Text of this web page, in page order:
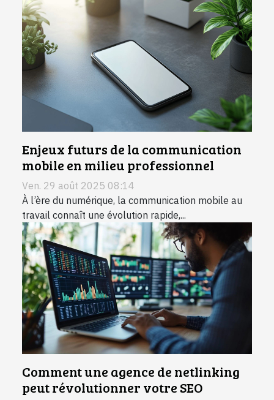
Enjeux futurs de la communication
mobile en milieu professionnel
Ven. 29 août 2025 08:14
À l’ère du numérique, la communication mobile au
travail connaît une évolution rapide,...
Comment une agence de netlinking
peut révolutionner votre SEO